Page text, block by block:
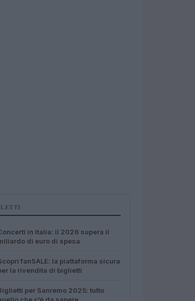
in Italia: il 2026 supera il
di euro di spesa
fanSALE: la piattaforma sicura
la rivendita di biglietti
per Sanremo 2025: tutto